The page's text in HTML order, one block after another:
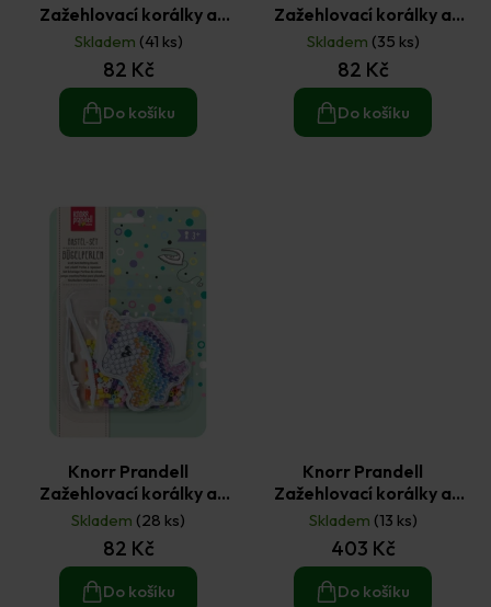
Zažehlovací korálky a
podložka bagr
Skladem (41 ks)
82 Kč
Do košíku
Zažehlovací korálky a
podložka dinosaurus
Skladem (35 ks)
82 Kč
Do košíku
Knorr Prandell
Zažehlovací korálky a
podložka jednorožec
Skladem (28 ks)
82 Kč
Do košíku
Knorr Prandell
Zažehlovací korálky a
podložka pirát
Skladem (13 ks)
403 Kč
Do košíku